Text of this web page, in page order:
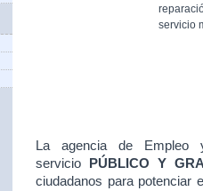
servicio
La agencia de Empleo
servicio
PÚBLICO Y
ciudadanos para potenciar